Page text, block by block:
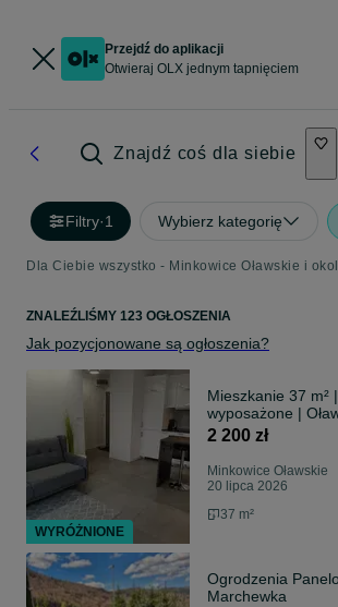
Przejdź do aplikacji
Otwieraj OLX jednym tapnięciem
Znajdź coś dla siebie
Filtry·1 Wybierz kategorię
Dla Ciebie wszystko - Minkowice Oławskie i
ZNALEŹLIŚMY 123 OGŁOSZENIA
Jak pozycjonowane są ogłoszenia?
Mieszkanie 37 m²
wyposażone |
2 200 zł
Minkowice Oławskie
20 lipca 2026
37 m²
Ogrodzenia
Marchewka
WYRÓŻNIONE